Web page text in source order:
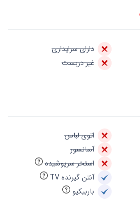
دارای سرایداری
غیر دربست
اتوی لباس
آسانسور
استخر سرپوشیده
آنتن گیرنده TV
باربیکیو